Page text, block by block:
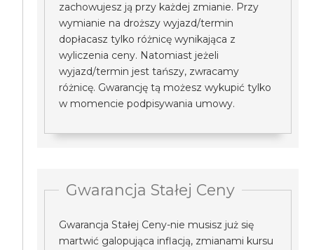
zachowujesz ją przy każdej zmianie. Przy
wymianie na droższy wyjazd/termin
dopłacasz tylko różnicę wynikająca z
wyliczenia ceny. Natomiast jeżeli
wyjazd/termin jest tańszy, zwracamy
różnicę. Gwarancję tą możesz wykupić tylko
w momencie podpisywania umowy.
Gwarancja Stałej Ceny
Gwarancja Stałej Ceny-nie musisz już się
martwić galopująca inflacją, zmianami kursu